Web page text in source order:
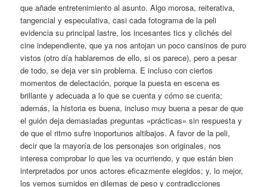
que añade entretenimiento al asunto. Algo morosa, reiterativa,
tangencial y especulativa, casi cada fotograma de la peli
evidencia su principal lastre, los incesantes tics y clichés del
cine independiente, que ya nos antojan un poco cansinos de puro
vistos (otro día hablaremos de ello, si os parece), pero a pesar
de todo, se deja ver sin problema. E incluso con ciertos
momentos de delectación, porque la puesta en escena es
brillante y adecuada a lo que se cuenta y cómo se cuenta;
además, la historia es buena, incluso muy buena a pesar de que
el guión deja demasiadas preguntas «prácticas» sin respuesta y
de que el ritmo sufre inoportunos altibajos. A favor de la peli,
decir que la mayoría de los personajes son originales, nos
interesa comprobar lo que les va ocurriendo, y que están bien
interpretados por unos actores eficazmente elegidos; y, lo mejor,
los vemos sumidos en dilemas de peso y contradicciones